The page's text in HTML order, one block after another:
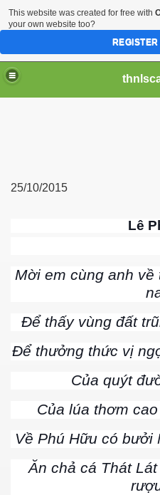
25/10/2015
Lê
Mời em cùng anh về
Để thấy vùng đất
Để thưởng thức vị
Của quýt
Của lúa thơm
Về Phú Hữu có bưởi
Ăn chả cá Thát
This website was created for free with
your own website too?